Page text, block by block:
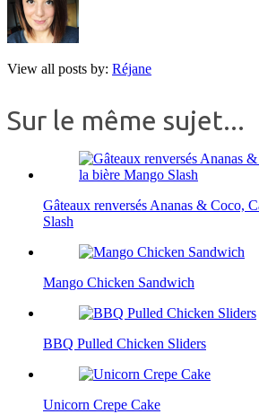
View all posts by: Réjane
Sur le même sujet...
Gâteaux renversés Ananas & Coco,
Slash
Mango Chicken Sandwich
BBQ Pulled Chicken Sliders
Unicorn Crepe Cake